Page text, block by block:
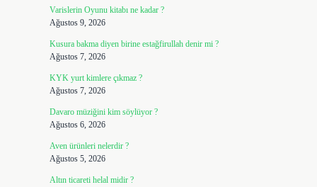
Varislerin Oyunu kitabı ne kadar ?
Ağustos 9, 2026
Kusura bakma diyen birine estağfirullah denir mi ?
Ağustos 7, 2026
KYK yurt kimlere çıkmaz ?
Ağustos 7, 2026
Davaro müziğini kim söylüyor ?
Ağustos 6, 2026
Aven ürünleri nelerdir ?
Ağustos 5, 2026
Altın ticareti helal midir ?